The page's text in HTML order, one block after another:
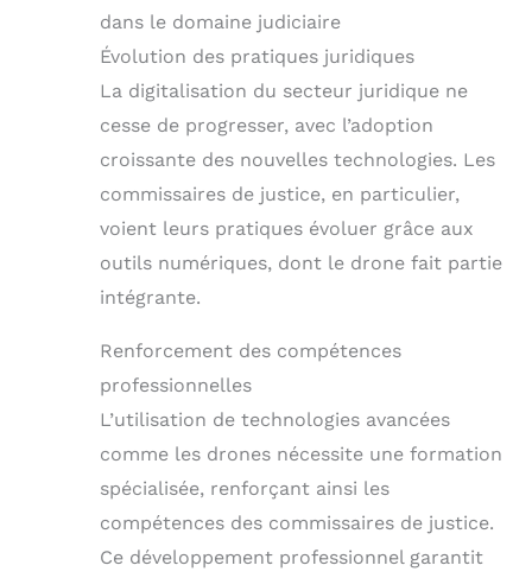
dans le domaine judiciaire
Évolution des pratiques juridiques
La digitalisation du secteur juridique ne
cesse de progresser, avec l’adoption
croissante des nouvelles technologies. Les
commissaires de justice, en particulier,
voient leurs pratiques évoluer grâce aux
outils numériques, dont le drone fait partie
intégrante.
Renforcement des compétences
professionnelles
L’utilisation de technologies avancées
comme les drones nécessite une formation
spécialisée, renforçant ainsi les
compétences des commissaires de justice.
Ce développement professionnel garantit